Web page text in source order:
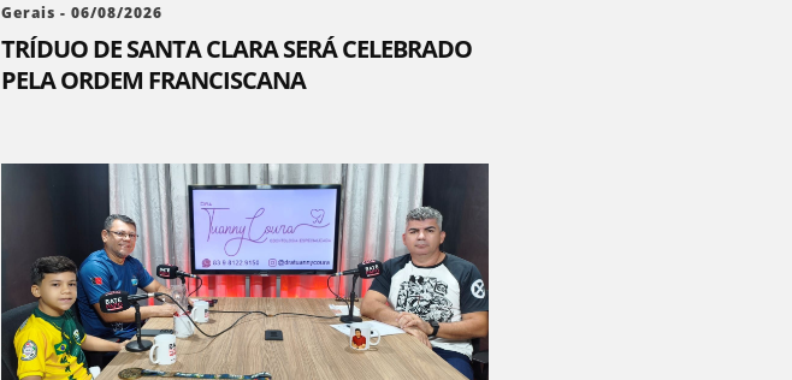
Gerais - 06/08/2026
TRÍDUO DE SANTA CLARA SERÁ CELEBRADO
PELA ORDEM FRANCISCANA